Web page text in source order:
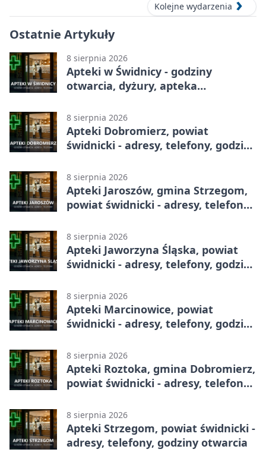
Kolejne wydarzenia
Ostatnie Artykuły
8 sierpnia 2026
Apteki w Świdnicy - godziny
otwarcia, dyżury, apteka
8 sierpnia 2026
Apteki Dobromierz, powiat
świdnicki - adresy, telefony, godziny
8 sierpnia 2026
Apteki Jaroszów, gmina Strzegom,
powiat świdnicki - adresy, telefony,
8 sierpnia 2026
Apteki Jaworzyna Śląska, powiat
świdnicki - adresy, telefony, godziny
8 sierpnia 2026
Apteki Marcinowice, powiat
świdnicki - adresy, telefony, godziny
8 sierpnia 2026
Apteki Roztoka, gmina Dobromierz,
powiat świdnicki - adresy, telefony,
8 sierpnia 2026
Apteki Strzegom, powiat świdnicki -
adresy, telefony, godziny otwarcia